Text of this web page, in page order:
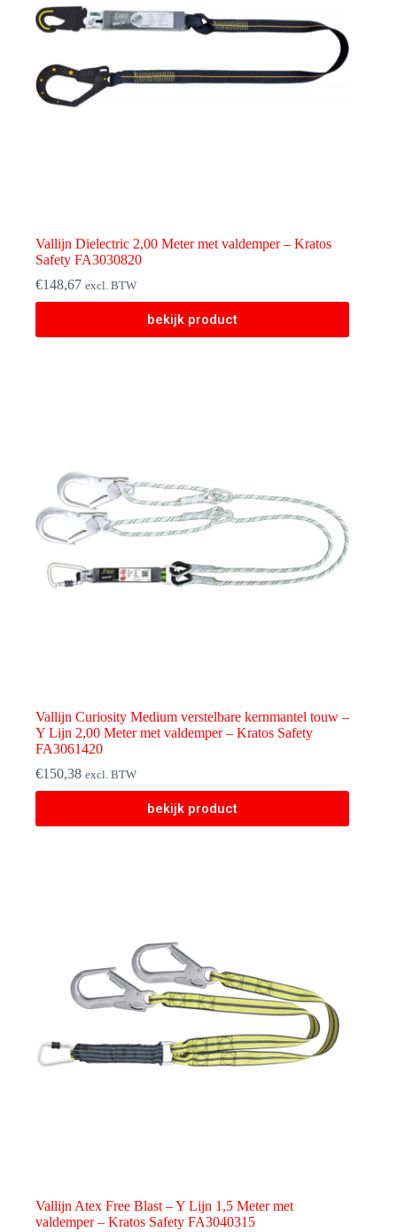
Vallijn Dielectric 2,00 Meter met valdemper – Kratos
Safety FA3030820
€148,67 excl. BTW
bekijk product
Vallijn Curiosity Medium verstelbare kernmantel touw –
Y Lijn 2,00 Meter met valdemper – Kratos Safety
FA3061420
€150,38 excl. BTW
bekijk product
Vallijn Atex Free Blast – Y Lijn 1,5 Meter met
valdemper – Kratos Safety FA3040315